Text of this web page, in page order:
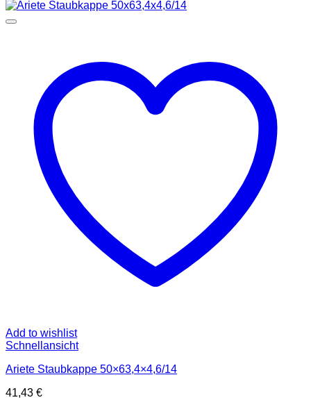
Add to wishlist
Schnellansicht
Ariete Staubkappe 50×63,4×4,6/14
41,43 €